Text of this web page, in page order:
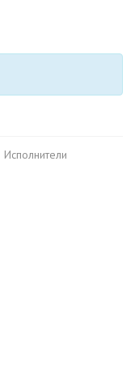
Исполнители